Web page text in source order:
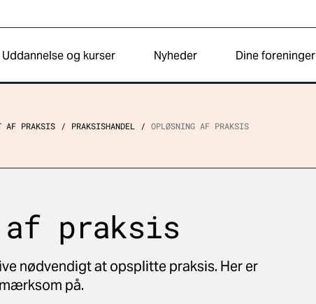
Uddannelse og kurser Nyheder Dine foreninger
AF PRAKSIS PRAKSISHANDEL OPLØSNING AF PRAKSIS
af praksis
nødvendigt at opsplitte praksis. Her er
på.